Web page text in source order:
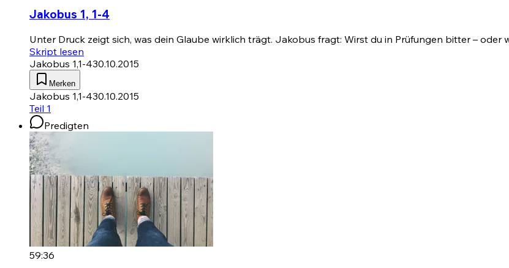
Jakobus 1, 1-4
Unter Druck zeigt sich, was dein Glaube wirklich trägt. Jakobus fragt: Wirst du in Prüfungen bitter – oder
Skript lesen
Jakobus 1,1-430.10.2015
Merken
Jakobus 1,1-430.10.2015
Teil 1
Predigten
59:36